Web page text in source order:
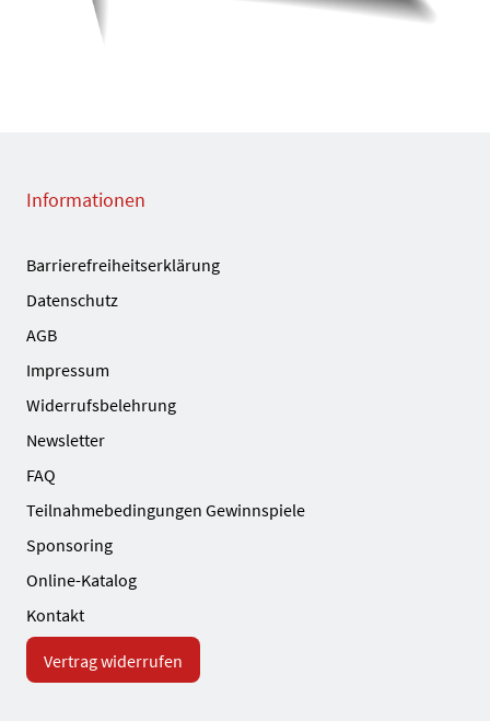
Informationen
Barrierefreiheitserklärung
Datenschutz
AGB
Impressum
Widerrufsbelehrung
Newsletter
FAQ
Teilnahmebedingungen Gewinnspiele
Sponsoring
Online-Katalog
Kontakt
Vertrag widerrufen